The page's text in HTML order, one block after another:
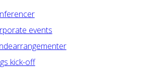
events
kick-off